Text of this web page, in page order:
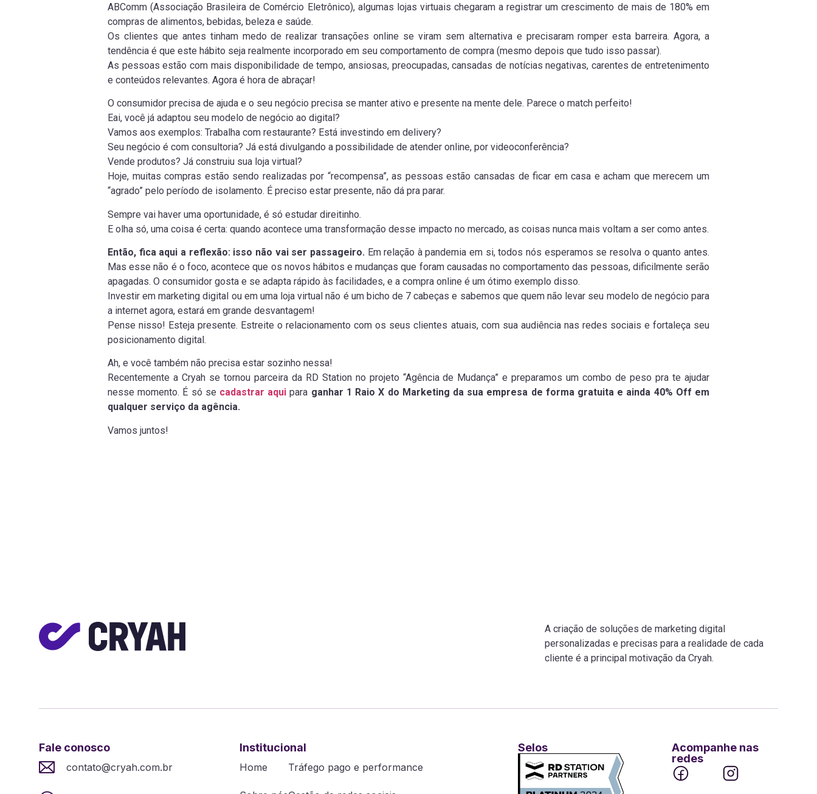
ABComm (Associação Brasileira de Comércio Eletrônico), algumas lojas virtuais chegaram a registrar um crescimento de mais de 180% em
compras de alimentos, bebidas, beleza e saúde.
Os clientes que antes tinham medo de realizar transações online se viram sem alternativa e precisaram romper esta barreira. Agora, a
tendência é que este hábito seja realmente incorporado em seu comportamento de compra (mesmo depois que tudo isso passar).
As pessoas estão com mais disponibilidade de tempo, ansiosas, preocupadas, cansadas de notícias negativas, carentes de entretenimento
e conteúdos relevantes. Agora é hora de abraçar!
O consumidor precisa de ajuda e o seu negócio precisa se manter ativo e presente na mente dele. Parece o match perfeito!
Eai, você já adaptou seu modelo de negócio ao digital?
Vamos aos exemplos: Trabalha com restaurante? Está investindo em delivery?
Seu negócio é com consultoria? Já está divulgando a possibilidade de atender online, por videoconferência?
Vende produtos? Já construiu sua loja virtual?
Hoje, muitas compras estão sendo realizadas por “recompensa”, as pessoas estão cansadas de ficar em casa e acham que merecem um
“agrado” pelo período de isolamento. É preciso estar presente, não dá pra parar.
Sempre vai haver uma oportunidade, é só estudar direitinho.
E olha só, uma coisa é certa: quando acontece uma transformação desse impacto no mercado, as coisas nunca mais voltam a ser como antes.
Então, fica aqui a reflexão: isso não vai ser passageiro. Em relação à pandemia em si, todos nós esperamos se resolva o quanto antes.
Mas esse não é o foco, acontece que os novos hábitos e mudanças que foram causadas no comportamento das pessoas, dificilmente serão
apagadas. O consumidor gosta e se adapta rápido às facilidades, e a compra online é um ótimo exemplo disso.
Investir em marketing digital ou em uma loja virtual não é um bicho de 7 cabeças e sabemos que quem não levar seu modelo de negócio para
a internet agora, estará em grande desvantagem!
Pense nisso! Esteja presente. Estreite o relacionamento com os seus clientes atuais, com sua audiência nas redes sociais e fortaleça seu
posicionamento digital.
Ah, e você também não precisa estar sozinho nessa!
Recentemente a Cryah se tornou parceira da RD Station no projeto “Agência de Mudança” e preparamos um combo de peso pra te ajudar
nesse momento. É só se cadastrar aqui para ganhar 1 Raio X do Marketing da sua empresa de forma gratuita e ainda 40% Off em
qualquer serviço da agência.
Vamos juntos!
A criação de soluções de marketing digital
personalizadas e precisas para a realidade de cada
cliente é a principal motivação da Cryah.
Fale conosco
contato@cryah.com.br
Institucional
Home Tráfego pago e performance
Selos
Acompanhe nas
redes